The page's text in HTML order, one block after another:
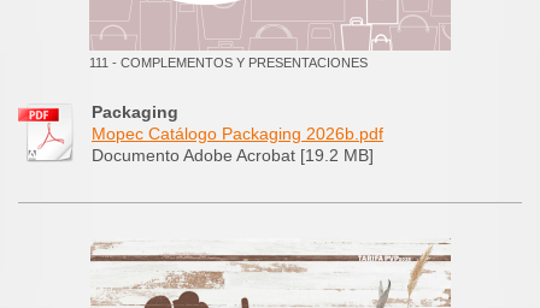
111 - COMPLEMENTOS Y PRESENTACIONES
Packaging
Mopec Catálogo Packaging 2026b.pdf
Documento Adobe Acrobat [19.2 MB]